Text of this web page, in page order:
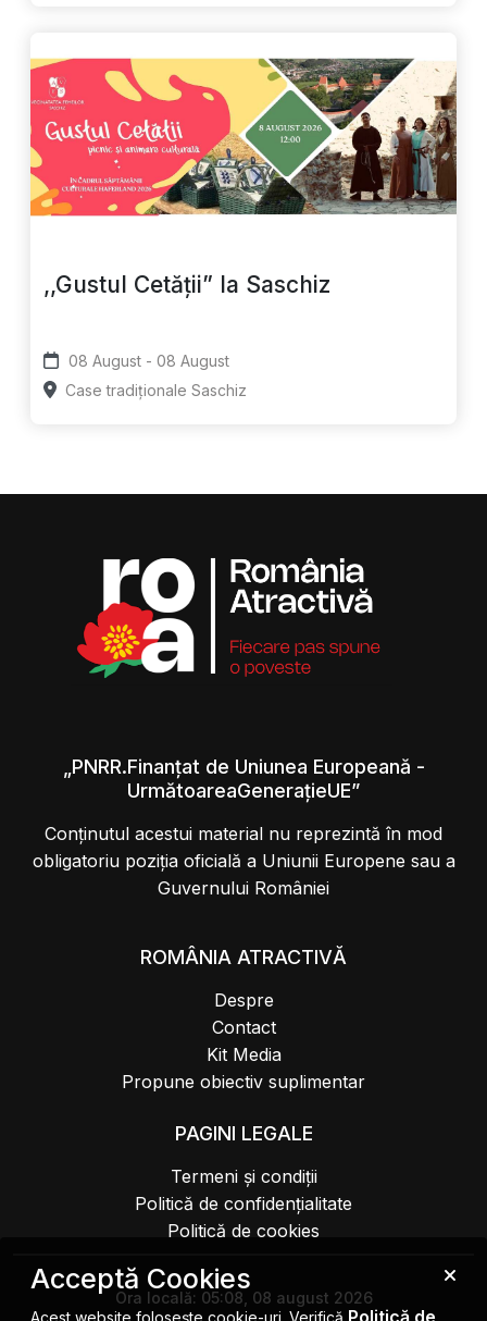
,,Gustul Cetății” la Saschiz
08 August - 08 August
Case tradiționale Saschiz
„PNRR.Finanțat de Uniunea Europeană -
UrmătoareaGenerațieUE”
Conținutul acestui material nu reprezintă în mod
obligatoriu poziția oficială a Uniunii Europene sau a
Guvernului României
ROMÂNIA ATRACTIVĂ
Despre
Contact
Kit Media
Propune obiectiv suplimentar
PAGINI LEGALE
Termeni și condiții
Politică de confidențialitate
Politică de cookies
Ora locală: 05:08, 08 august 2026
Acceptă Cookies
Acest website folosește cookie-uri. Verifică Politică de